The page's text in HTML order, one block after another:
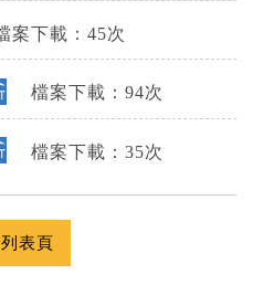
下載：45次
檔案下載：94次
檔案下載：35次
表頁